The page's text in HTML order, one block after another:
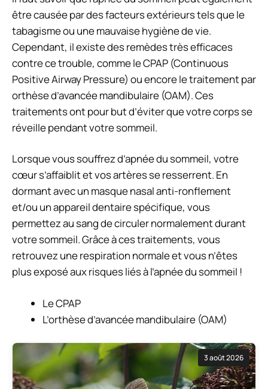
être causée par des facteurs extérieurs tels que le
tabagisme ou une mauvaise hygiène de vie.
Cependant, il existe des remèdes très efficaces
contre ce trouble, comme le CPAP (Continuous
Positive Airway Pressure) ou encore le traitement par
orthèse d’avancée mandibulaire (OAM). Ces
traitements ont pour but d’éviter que votre corps se
réveille pendant votre sommeil.
Lorsque vous souffrez d’apnée du sommeil, votre
cœur s’affaiblit et vos artères se resserrent. En
dormant avec un masque nasal anti-ronflement
et/ou un appareil dentaire spécifique, vous
permettez au sang de circuler normalement durant
votre sommeil. Grâce à ces traitements, vous
retrouvez une respiration normale et vous n’êtes
plus exposé aux risques liés à l’apnée du sommeil !
Le CPAP
L’orthèse d’avancée mandibulaire (OAM)
3 août 2026